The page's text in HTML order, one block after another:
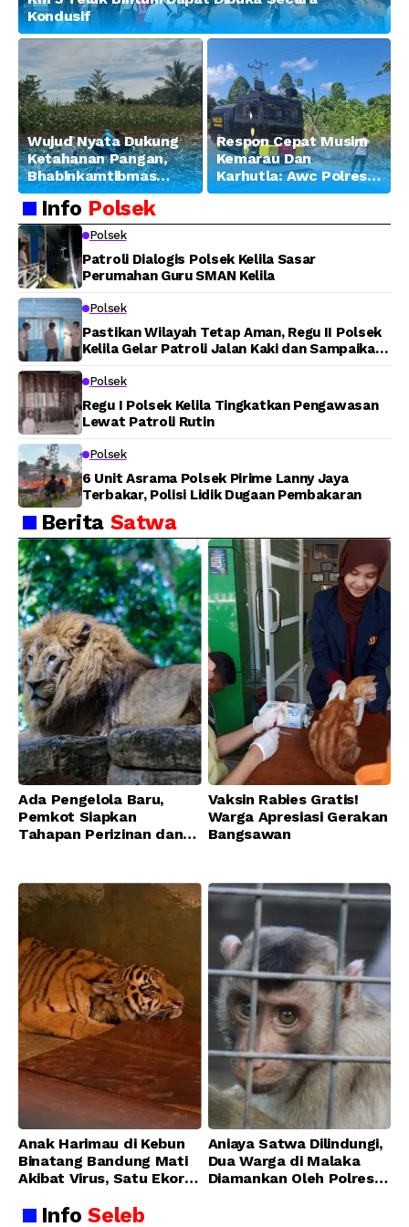
Kondusif
Wujud Nyata Dukung
Ketahanan Pangan,
Bhabinkamtibmas
Banjar Ausoy Turun
Langsung Bantu
Warga Panen Jagung
Respon Cepat Musim
Kemarau Dan
Karhutla: Awc Polres
Teluk Bintuni
Lahan di Jalan Poros
Info Polsek
Polsek
Patroli Dialogis Polsek Kelila Sasar
Perumahan Guru SMAN Kelila
Polsek
Pastikan Wilayah Tetap Aman, Regu II Polsek
Kelila Gelar Patroli Jalan Kaki dan Sampaikan
Polsek
Regu I Polsek Kelila Tingkatkan Pengawasan
Lewat Patroli Rutin
Polsek
6 Unit Asrama Polsek Pirime Lanny Jaya
Terbakar, Polisi Lidik Dugaan Pembakaran
Berita Satwa
Ada Pengelola Baru,
Pemkot Siapkan
Tahapan Perizinan dan
Vaksin Rabies Gratis!
Warga Apresiasi Gerakan
Bangsawan
Anak Harimau di Kebun
Binatang Bandung Mati
Akibat Virus, Satu Ekor
Membaik
Aniaya Satwa Dilindungi,
Dua Warga di Malaka
Diamankan Oleh Polres
InfoSeleb